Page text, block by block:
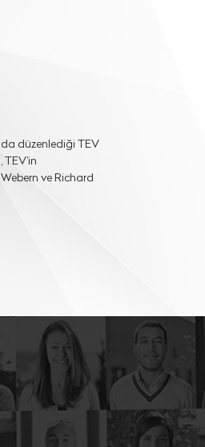
düzenlediği TEV
ve Richard